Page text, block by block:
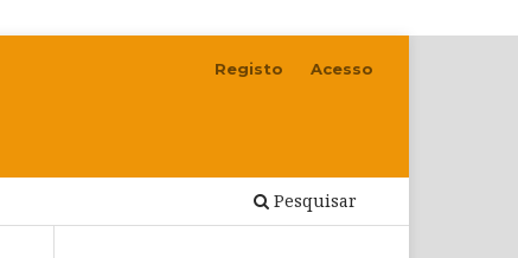
Pesquisar
Registo Acesso